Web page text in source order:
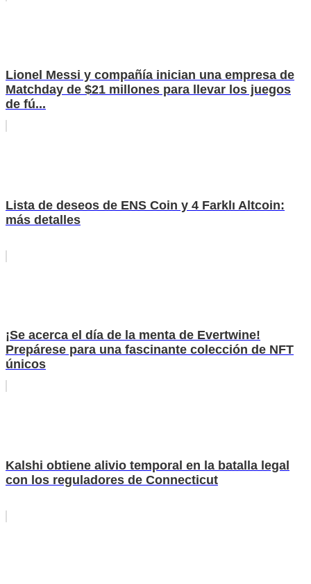
Lionel Messi y compañía inician una empresa de
Matchday de $21 millones para llevar los juegos
de fú...
Lista de deseos de ENS Coin y 4 Farklı Altcoin:
más detalles
¡Se acerca el día de la menta de Evertwine!
Prepárese para una fascinante colección de NFT
únicos
Kalshi obtiene alivio temporal en la batalla legal
con los reguladores de Connecticut